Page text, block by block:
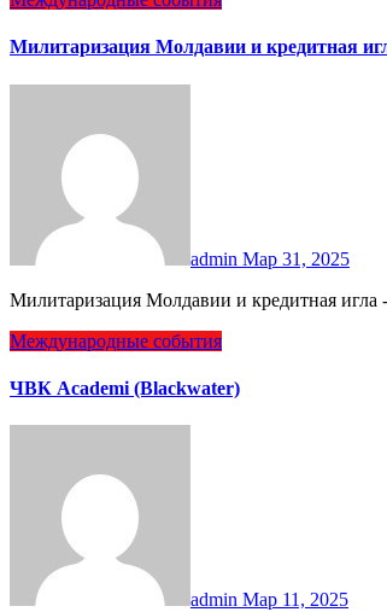
Милитаризация Молдавии и кредитная
admin Мар 31, 2025
Милитаризация Молдавии и кредитная
Международные события
ЧВК Academi (Blackwater)
admin Мар 11, 2025